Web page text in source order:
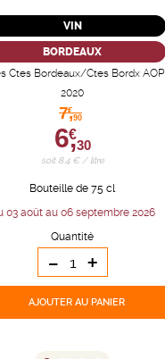
VIN
BORDEAUX
Ctes Bordeaux/Ctes Bordx AOP
2020
7,
€
90
6,
€
30
soit 8,4 € / litre
Bouteille de 75 cl
03 août au 06 septembre 2026
Quantité
- +
AJOUTER AU PANIER